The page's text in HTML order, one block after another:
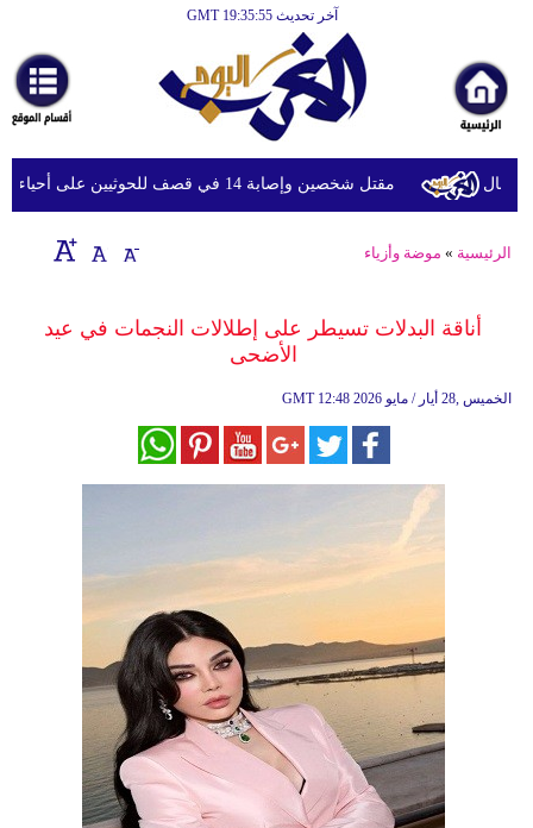
آخر تحديث GMT 19:35:55
أخبارعاجلة
رياضة
ثقافة
إقتصاد
وموسيقى
المغربي
مقتل شخصين وإصابة 14 في قصف للحوثيين على أحياء سكنية ومخيمات للنازحين في مأرب
الرئيسية » موضة وأزياء
أناقة البدلات تسيطر على إطلالات النجمات في عيد
الأضحى
GMT 12:48 2026 الخميس ,28 أيار / مايو